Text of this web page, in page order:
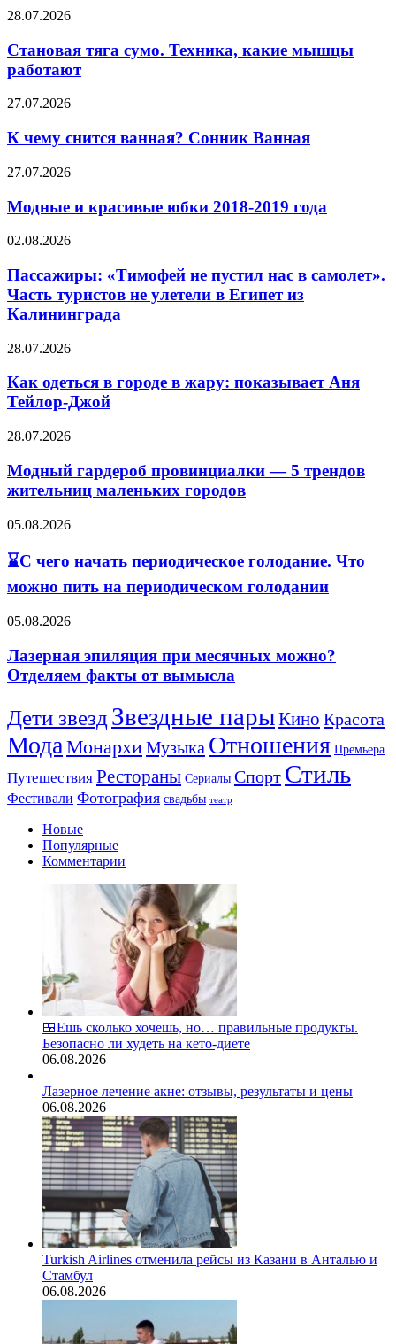
Снуп
есть
обсудить,
вызывает
споры
и
Становая
сумо.
Техника,
какие
работают
28.07.2026
Становая тяга сумо. Техника, какие мышцы
работают
К
снится
ванная?
Сонник
Ванная
27.07.2026
К чему снится ванная? Сонник Ванная
Модные
красивые
юбки
2018-
года
27.07.2026
Модные и красивые юбки 2018-2019 года
Пассажиры:
не
пустил
нас
в
Часть
не
улетели
Египет
Калининграда
02.08.2026
Пассажиры: «Тимофей не пустил нас в самолет».
Часть туристов не улетели в Египет из
Калининграда
Как
в
городе
в
показывает
Тейлор-
Джой
28.07.2026
Как одеться в городе в жару: показывает Аня
Тейлор-Джой
Модный
провинциалки —
5
трендов
маленьких
28.07.2026
Модный гардероб провинциалки — 5 трендов
жительниц маленьких городов
⌛
чего
периодическое
Что
пить
на
05.08.2026
⌛С чего начать периодическое голодание. Что
можно пить на периодическом голодании
Лазерная
при
месячных
можно?
факты
от
вымысла
05.08.2026
Лазерная эпиляция при месячных можно?
Отделяем факты от вымысла
Дети звезд Звездные парыКино Красота
Мода МонархиМузыка Отношения Премьера
Путешествия Рестораны Сериалы Спорт Стиль
Фестивали Фотография свадьбы театр
Новые
Популярные
Комментарии
🍱Ешь сколько хочешь, но… правильные продукты.
Безопасно ли худеть на кето-диете
06.08.2026
Лазерное лечение акне: отзывы, результаты и цены
06.08.2026
Turkish Airlines отменила рейсы из Казани в Анталью и
Стамбул
06.08.2026